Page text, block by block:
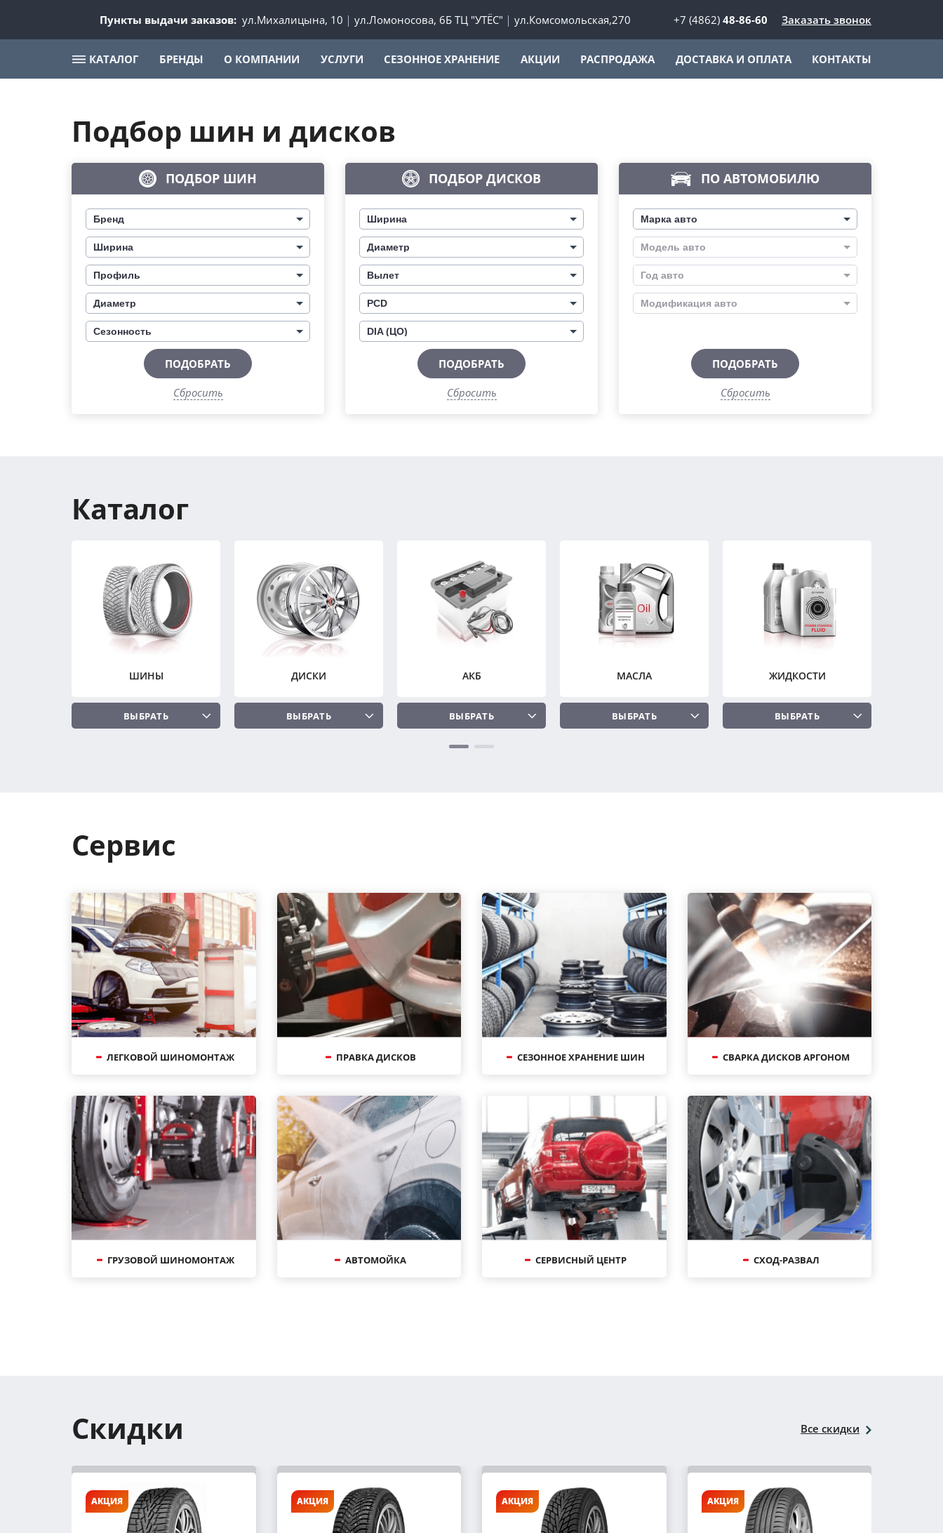
Пункты выдачи заказов: ул.Михалицына, 10 ул.Ломоносова, 6Б ТЦ "УТЁС" ул.Комсомольская,270 +7 (4862) 48-86-60 Заказать звонок
КАТАЛОГ БРЕНДЫ О КОМПАНИИ УСЛУГИ СЕЗОННОЕ ХРАНЕНИЕ АКЦИИ РАСПРОДАЖА ДОСТАВКА И ОПЛАТА КОНТАКТЫ
Подбор шин и дисков
ПОДБОР ШИН
Бренд
Ширина
Профиль
Диаметр
Сезонность
ПОДОБРАТЬ
Сбросить
ПОДБОР ДИСКОВ
Ширина
Диаметр
Вылет
PCD
DIA (ЦО)
ПОДОБРАТЬ
Сбросить
ПО АВТОМОБИЛЮ
Марка авто
Модель авто
Год авто
Модификация авто
ПОДОБРАТЬ
Сбросить
Каталог
ШИНЫ
ВЫБРАТЬ
ДИСКИ
ВЫБРАТЬ
АКБ
ВЫБРАТЬ
МАСЛА
ВЫБРАТЬ
ЖИДКОСТИ
ВЫБРАТЬ
Сервис
ЛЕГКОВОЙ ШИНОМОНТАЖ ПРАВКА ДИСКОВ СЕЗОННОЕ ХРАНЕНИЕ ШИН СВАРКА ДИСКОВ АРГОНОМ
ГРУЗОВОЙ ШИНОМОНТАЖ АВТОМОЙКА СЕРВИСНЫЙ ЦЕНТР СХОД-РАЗВАЛ
Скидки Все скидки
АКЦИЯ АКЦИЯ АКЦИЯ АКЦИЯ